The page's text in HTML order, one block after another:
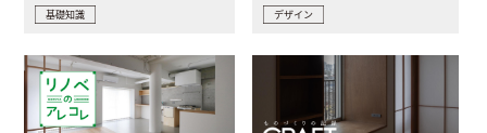
基礎知識 デザイン